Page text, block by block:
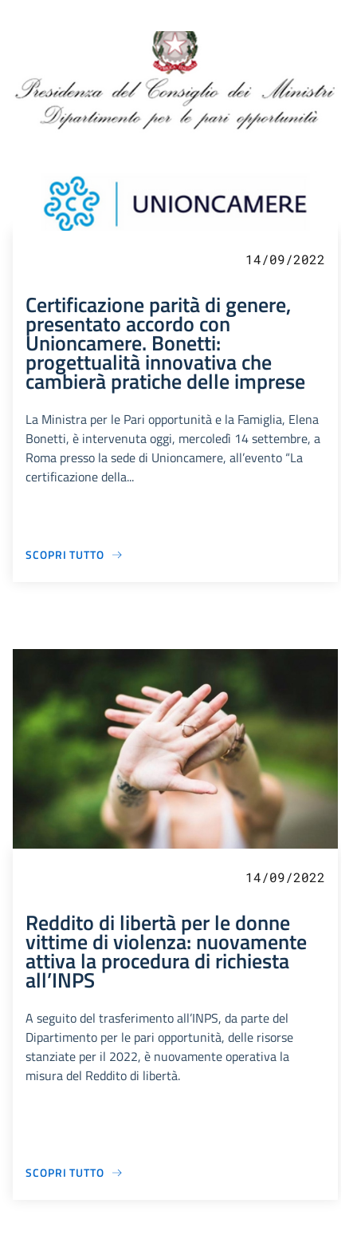
14/09/2022
Certificazione parità di genere,
presentato accordo con
Unioncamere. Bonetti:
progettualità innovativa che
cambierà pratiche delle imprese
La Ministra per le Pari opportunità e la Famiglia, Elena
Bonetti, è intervenuta oggi, mercoledì 14 settembre, a
Roma presso la sede di Unioncamere, all’evento “La
certificazione della...
SCOPRI TUTTO
14/09/2022
Reddito di libertà per le donne
vittime di violenza: nuovamente
attiva la procedura di richiesta
all’INPS
A seguito del trasferimento all’INPS, da parte del
Dipartimento per le pari opportunità, delle risorse
stanziate per il 2022, è nuovamente operativa la
misura del Reddito di libertà.
SCOPRI TUTTO